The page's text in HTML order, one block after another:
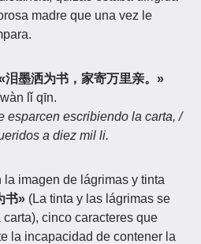
madre que una vez le
墨洒为书，家寄万里亲。»
lǐ qīn.
esparcen escribiendo la carta, /
a diez mil li.
imagen de lágrimas y tinta
书» (La tinta y las lágrimas se
cinco caracteres que
la incapacidad de contener la